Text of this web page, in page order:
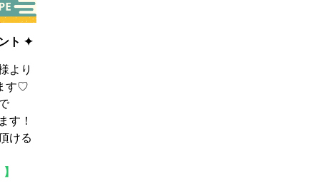
ト ✦
より
す♡
す！
ける